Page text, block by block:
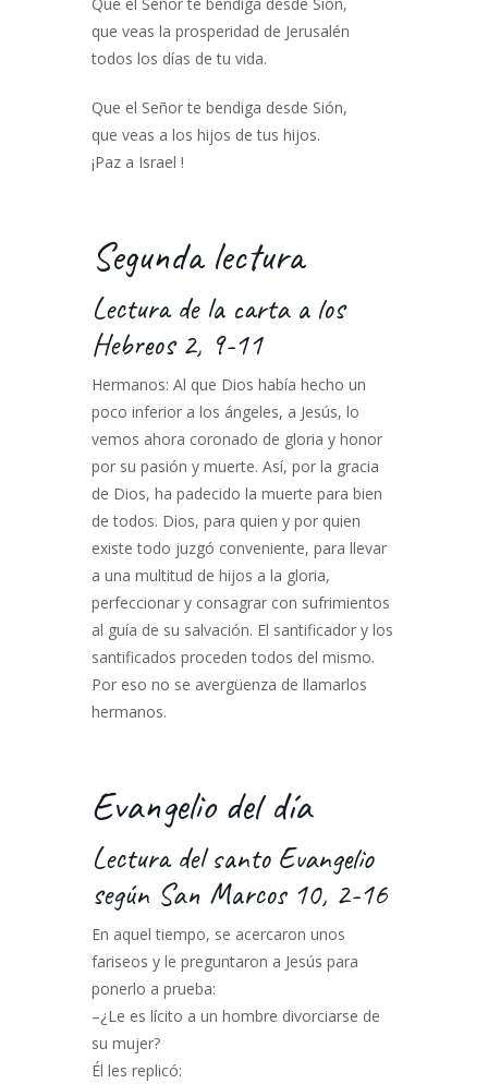
Que el Señor te bendiga desde Sión,
que veas la prosperidad de Jerusalén
todos los días de tu vida.
Que el Señor te bendiga desde Sión,
que veas a los hijos de tus hijos.
¡Paz a Israel !
Segunda lectura
Lectura de la carta a los
Hebreos 2, 9-11
Hermanos: Al que Dios había hecho un
poco inferior a los ángeles, a Jesús, lo
vemos ahora coronado de gloria y honor
por su pasión y muerte. Así, por la gracia
de Dios, ha padecido la muerte para bien
de todos. Dios, para quien y por quien
existe todo juzgó conveniente, para llevar
a una multitud de hijos a la gloria,
perfeccionar y consagrar con sufrimientos
al guía de su salvación. El santificador y los
santificados proceden todos del mismo.
Por eso no se avergüenza de llamarlos
hermanos.
Evangelio del día
Lectura del santo Evangelio
según San Marcos 10, 2-16
En aquel tiempo, se acercaron unos
fariseos y le preguntaron a Jesús para
ponerlo a prueba:
–¿Le es lícito a un hombre divorciarse de
su mujer?
Él les replicó: